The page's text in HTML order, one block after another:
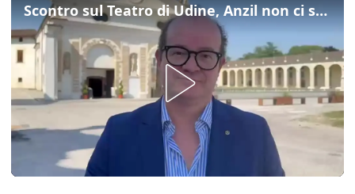
Scontro sul Teatro di Udine, Anzil non ci sta e risponde a Pirone: "Valutiamo il veto al bilancio"